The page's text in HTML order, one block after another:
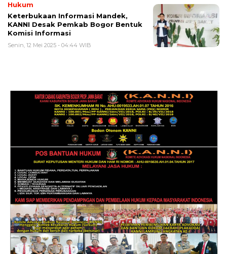
Hukum
Keterbukaan Informasi Mandek,
KANNI Desak Pemkab Bogor Bentuk
Komisi Informasi
Senin, 12 Mei 2025 - 04:44 WIB